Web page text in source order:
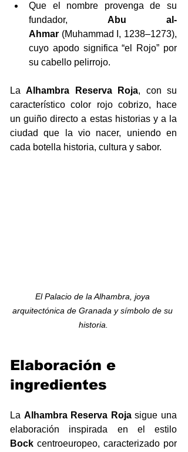
Que el nombre provenga de su
fundador, Abu al-
Ahmar (Muhammad I, 1238–1273),
cuyo apodo significa “el Rojo” por
su cabello pelirrojo.
La Alhambra Reserva Roja, con su
característico color rojo cobrizo, hace
un guiño directo a estas historias y a la
ciudad que la vio nacer, uniendo en
cada botella historia, cultura y sabor.
El Palacio de la Alhambra, joya
arquitectónica de Granada y símbolo de su
historia.
Elaboración e
ingredientes
La Alhambra Reserva Roja sigue una
Bock centroeuropeo, caracterizado por